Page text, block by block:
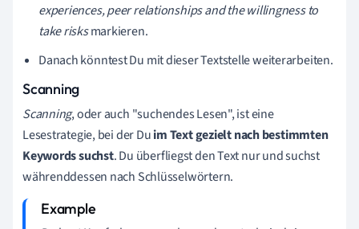
experiences, peer relationships and the willingness to
take risksmarkieren.
Danach könntest Du mit dieser Textstelle weiterarbeiten.
Scanning
Scanning, oder auch "suchendes Lesen", ist eine
Lesestrategie, bei der Duim Text gezielt nach bestimmten
Keywords suchst. Du überfliegst den Text nur und suchst
währenddessen nach Schlüsselwörtern.